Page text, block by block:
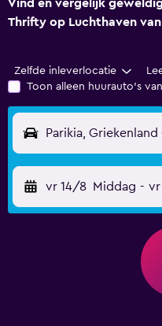
Vind en vergelijk
Thrifty op Luchthaven
Zelfde inleverlocatie
Toon alleen huurauto's
Parikia, Griekenland
vr 14/8 Middag - vr